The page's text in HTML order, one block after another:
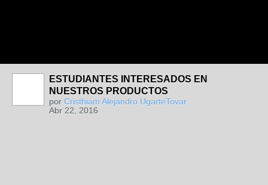
ESTUDIANTES INTERESADOS EN
NUESTROS PRODUCTOS
por Cristhiam Alejandro UgarteTovar
Abr 22, 2016